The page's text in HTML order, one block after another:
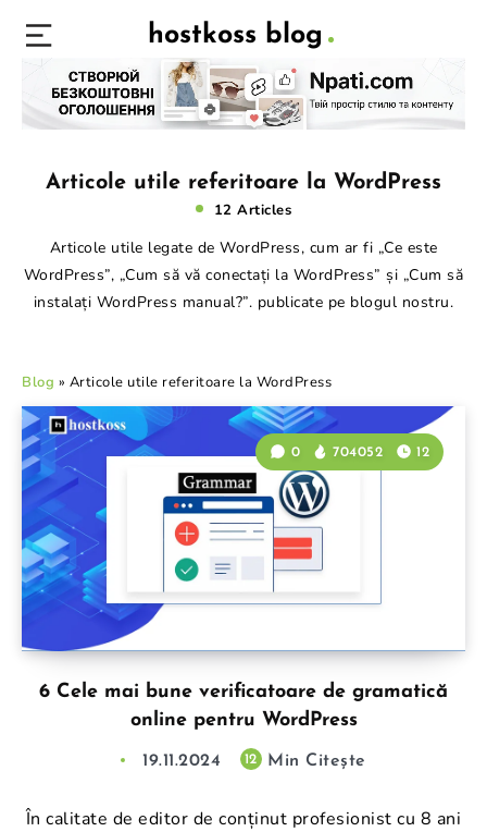
hostkoss blog
Articole utile referitoare la WordPress
12 Articles
Articole utile legate de WordPress, cum ar fi „Ce este
WordPress”, „Cum să vă conectați la WordPress” și „Cum să
instalați WordPress manual?”. publicate pe blogul nostru.
Blog » Articole utile referitoare la WordPress
6 Cele mai bune verificatoare de gramatică
online pentru WordPress
0 704052 12
19.11.2024 12 Min Citește
În calitate de editor de conținut profesionist cu 8 ani